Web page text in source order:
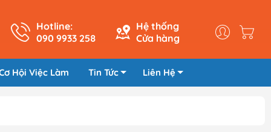
Hotline:
090 9933 258
Hệ thống
Cửa hàng
Hội Việc Làm Tin Tức Liên Hệ